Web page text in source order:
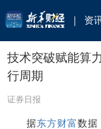
资
技术突破赋能算
行周期
证券日报
据东方财富数据